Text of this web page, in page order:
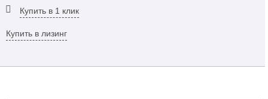
Купить в 1 клик
Купить в лизинг